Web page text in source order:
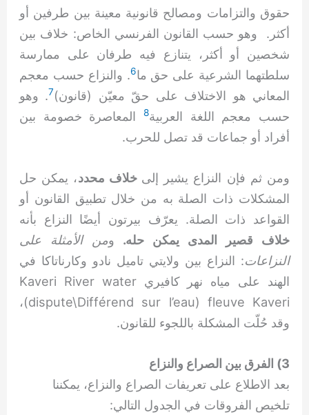
حقوق والتزامات ومصالح قانونية معينة بين طرفين أو
أكثر. وهو حسب القانون الفرنسي الخاص: خلاف بين
شخصين أو أكثر، يتنازع فيه طرفان على ممارسة
سلطتهما الشرعية على حق ما6. والنزاع حسب معجم
المعاني هو الاختلاف على حقّ معيّن (قانون)7. وهو
حسب معجم اللغة العربية8
المعاصرة خصومة بين
أفراد أو جماعات قد تصل للحرب.
ومن ثم فإن النزاع يشير إلى خلاف محدد، يمكن حل
المشكلات ذات الصلة به من خلال تطبيق القانون أو
القواعد ذات الصلة. يعرّف بيرتون أيضًا النزاع بأنه
خلاف قصير المدى يمكن حله. ومن الأمثلة على
النزاعات: النزاع بين ولايتي تاميل نادو وكارناتاكا في
الهند على مياه نهر كافيري Kaveri River water
dispute\Différend sur l’eau) fleuve Kaveri)،
وقد حُلّت المشكلة باللجوء للقانون.
3) الفرق بين الصراع والنزاع
بعد الاطلاع على تعريفات الصراع والنزاع، يمكننا
تلخيص الفروقات في الجدول التالي: